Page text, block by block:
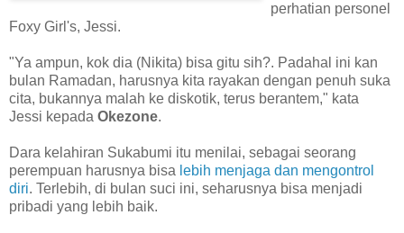
perhatian personel
Foxy Girl's, Jessi.
"Ya ampun, kok dia (Nikita) bisa gitu sih?. Padahal ini kan
bulan Ramadan, harusnya kita rayakan dengan penuh suka
cita, bukannya malah ke diskotik, terus berantem," kata
Jessi kepada Okezone.
Dara kelahiran Sukabumi itu menilai, sebagai seorang
perempuan harusnya bisa lebih menjaga dan mengontrol
diri. Terlebih, di bulan suci ini, seharusnya bisa menjadi
pribadi yang lebih baik.